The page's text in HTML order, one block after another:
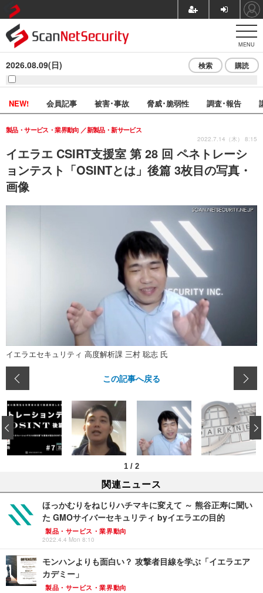
MENU
2026.08.09(日) 検索 購読
NEW! 会員記事 被害･事故 脅威･脆弱性 調査･報告
イエラエ CSIRT支援室 第 28 回 ペネトレーシ
ョンテスト「OSINTとは」後篇 3枚目の写真・
画像
製品・サービス・業界動向 新製品・新サービス
2022.7.14（木） 8:15
イエラエセキュリティ 高度解析課 三村 聡志 氏
この記事へ戻る
1 / 2
‹
関連ニュース
ほっかむりをねじりハチマキに変えて ～ 熊谷正寿に聞い
た GMOサイバーセキュリティ byイエラエの目的
製品・サービス・業界動向
2022.4.4 Mon 8:10
モンハンよりも面白い？ 攻撃者目線を学ぶ「イエラエア
カデミー」
製品・サービス・業界動向